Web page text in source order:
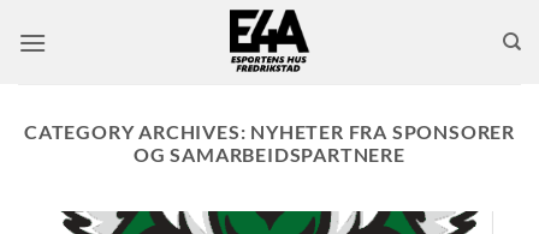
CATEGORY ARCHIVES: NYHETER FRA SPONSORER
OG SAMARBEIDSPARTNERE